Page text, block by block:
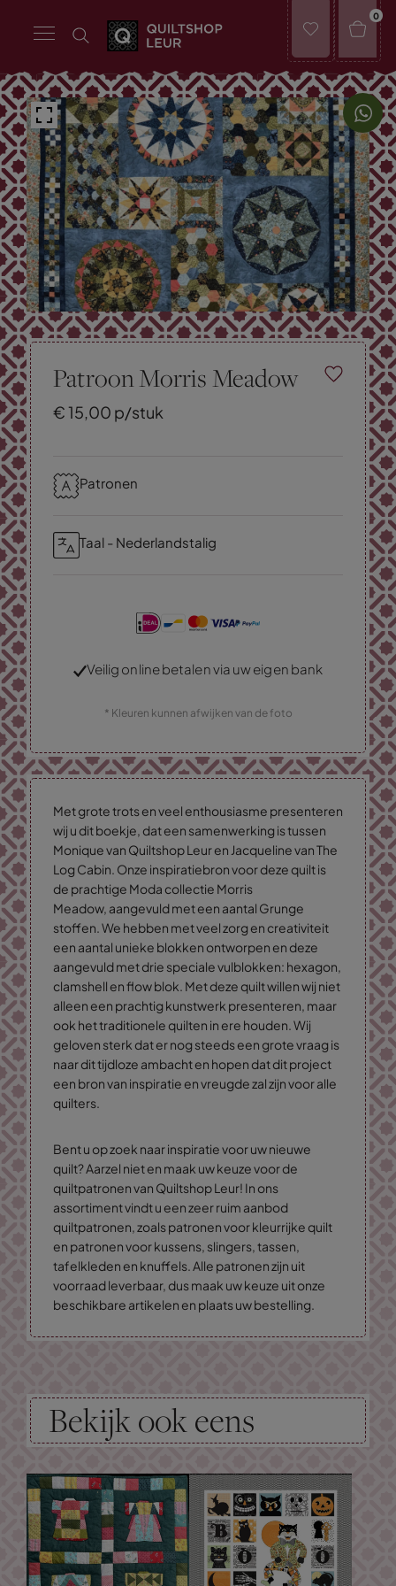
0
Patroon Morris Meadow
€15,00 p/stuk
Patronen
Taal - Nederlandstalig
Veilig online betalen via uw eigen bank
* Kleuren kunnen afwijken van de foto
Met grote trots en veel enthousiasme presenteren
wij u dit boekje, dateen samenwerking istussen
Monique van Quiltshop Leur en Jacqueline van The
Log Cabin. Onze inspiratiebron voor deze quilt is
de prachtige Moda collectie Morris
Meadow, aangevuld met een aantal Grunge
stoffen. We hebben met veel zorg en creativiteit
een aantal unieke blokken ontworpen en deze
aangevuld met drie speciale vulblokken: hexagon,
clamshell en flow blok. Met deze quilt willen wij niet
alleen een prachtig kunstwerk presenteren, maar
ook het traditionele quilten in ere houden. Wij
geloven sterk dat er nog steeds een grote vraag is
naar dittijdloze ambacht en hopen dat dit project
een bron van inspiratie en vreugde zal zijn voor alle
quilters.
Bent u op zoek naar inspiratie voor uw nieuwe
quilt? Aarzel niet en maak uw keuze voor de
quiltpatronen van Quiltshop Leur! In ons
assortiment vindt u een zeer ruim aanbod
quiltpatronen, zoals patronen voor kleurrijke quilt
en patronen voor kussens, slingers, tassen,
tafelkleden en knuffels. Alle patronen zijn uit
voorraad leverbaar, dus maak uw keuze uit onze
beschikbare artikelen en plaats uw bestelling.
Bekijk ook eens